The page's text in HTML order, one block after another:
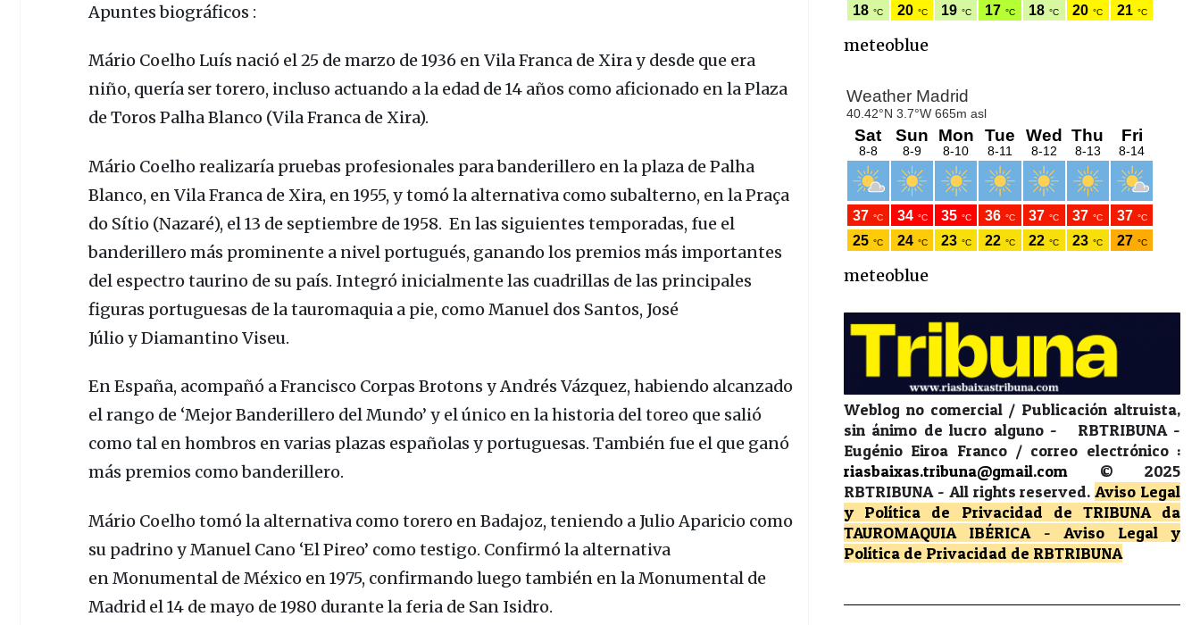
Apuntes biográficos :
Mário Coelho Luís nació el 25 de marzo de 1936 en Vila Franca de Xira y desde que era
niño, quería ser torero, incluso actuando a la edad de 14 años como aficionado en laPlaza
de Toros Palha Blanco (Vila Franca de Xira).
Mário Coelhorealizaría pruebas profesionales para banderillero en la plaza dePalha
Blanco, enVila Franca de Xira, en 1955, y tomó la alternativa como subalterno, en laPraça
do Sítio (Nazaré), el 13 de septiembre de 1958. En las siguientes temporadas, fue el
banderillero más prominente a nivel portugués, ganando los premios más importantes
del espectro taurino de su país. Integró inicialmente las cuadrillas de las principales
figuras portuguesas de la tauromaquia a pie, comoManuel dos Santos, José
JúlioyDiamantino Viseu.
EnEspaña, acompañó aFrancisco Corpas BrotonsyAndrés Vázquez,habiendo alcanzado
el rango de ‘Mejor Banderillero del Mundo’ y el único en la historia del toreo que salió
como tal en hombros en varias plazas españolas y portuguesas. También fue el que ganó
más premios como banderillero.
Mário Coelhotomó la alternativa como torero enBadajoz, teniendo a Julio Aparicio como
su padrino yManuel Cano ‘El Pireo’ como testigo. Confirmó la alternativa
enMonumental de México en 1975, confirmando luego también en laMonumental de
Madrid el 14 de mayo de 1980 durante la feria de San Isidro.
meteoblue
meteoblue
Weblog no comercial / Publicación altruista,
sin ánimo de lucro alguno - RBTRIBUNA -
Eugénio Eiroa Franco / correo electrónico :
riasbaixas.tribuna@gmail.com
© 2025
RBTRIBUNA - All rights reserved.Aviso Legal
y Política de Privacidad
de TRIBUNA da
TAUROMAQUIA IBÉRICA-Aviso Legal y
Política de Privacidad de RBTRIBUNA